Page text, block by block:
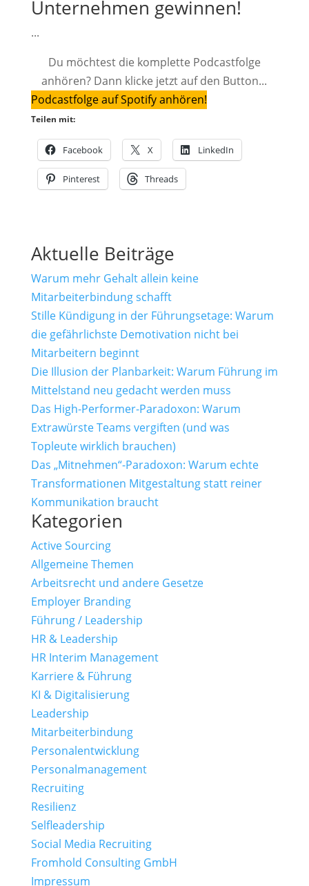
Unternehmen gewinnen!
...
Du möchtest die komplette Podcastfolge
anhören? Dann klicke jetzt auf den Button...
Podcastfolge auf Spotify anhören!
Teilen mit:
Facebook X LinkedIn
Pinterest Threads
Aktuelle Beiträge
Warum mehr Gehalt allein keine
Mitarbeiterbindung schafft
Stille Kündigung in der Führungsetage: Warum
die gefährlichste Demotivation nicht bei
Mitarbeitern beginnt
Die Illusion der Planbarkeit: Warum Führung im
Mittelstand neu gedacht werden muss
Das High-Performer-Paradoxon: Warum
Extrawürste Teams vergiften (und was
Topleute wirklich brauchen)
Das „Mitnehmen“-Paradoxon: Warum echte
Transformationen Mitgestaltung statt reiner
Kommunikation braucht
Kategorien
Active Sourcing
Allgemeine Themen
Arbeitsrecht und andere Gesetze
Employer Branding
Führung / Leadership
HR & Leadership
HR Interim Management
Karriere & Führung
KI & Digitalisierung
Leadership
Mitarbeiterbindung
Personalentwicklung
Personalmanagement
Recruiting
Resilienz
Selfleadership
Social Media Recruiting
Fromhold Consulting GmbH
Impressum